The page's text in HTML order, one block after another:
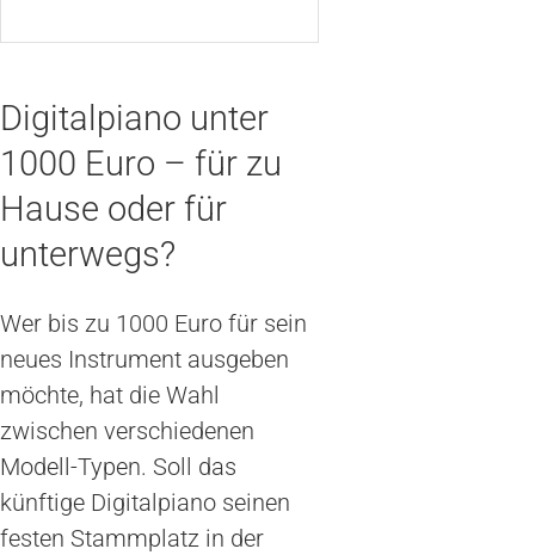
Digitalpiano unter
1000 Euro – für zu
Hause oder für
unterwegs?
Wer bis zu 1000 Euro für sein
neues Instrument ausgeben
möchte, hat die Wahl
zwischen verschiedenen
Modell-Typen. Soll das
künftige Digitalpiano seinen
festen Stammplatz in der